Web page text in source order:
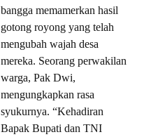
bangga memamerkan hasil
gotong royong yang telah
mengubah wajah desa
mereka. Seorang perwakilan
warga, Pak Dwi,
mengungkapkan rasa
syukurnya. “Kehadiran
Bapak Bupati dan TNI